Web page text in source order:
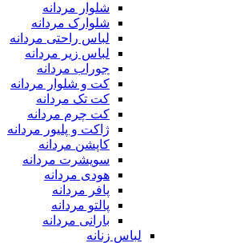
شلوار مردانه
شلوارک مردانه
لباس راحتی مردانه
لباس زیر مردانه
جوراب مردانه
کت و شلوار مردانه
کت تک مردانه
کت چرم مردانه
ژاکت و پلیور مردانه
کاپشن مردانه
سویشرت مردانه
هودی مردانه
پافر مردانه
پالتو مردانه
بارانی مردانه
لباس زنانه